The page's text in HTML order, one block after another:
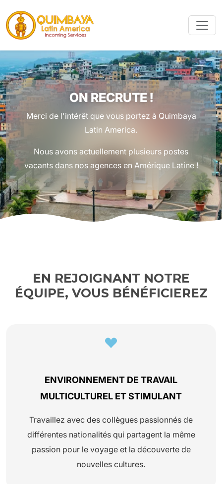
ON RECRUTE !
Merci de l'intérêt que vous portez à Quimbaya
Latin America.
Nous avons actuellement plusieurs postes
vacants dans nos agences en Amérique Latine !
EN REJOIGNANT NOTRE
ÉQUIPE, VOUS BÉNÉFICIEREZ
ENVIRONNEMENT DE TRAVAIL
MULTICULTUREL ET STIMULANT
Travaillez avec des collègues passionnés de
différentes nationalités qui partagent la même
passion pour le voyage et la découverte de
nouvelles cultures.